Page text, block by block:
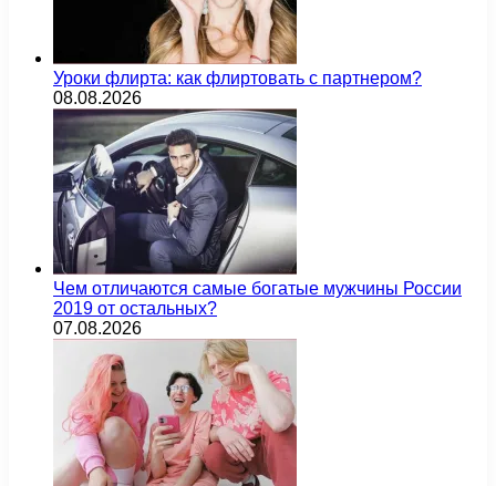
Уроки флирта: как флиртовать с партнером?
08.08.2026
Чем отличаются самые богатые мужчины России
2019 от остальных?
07.08.2026